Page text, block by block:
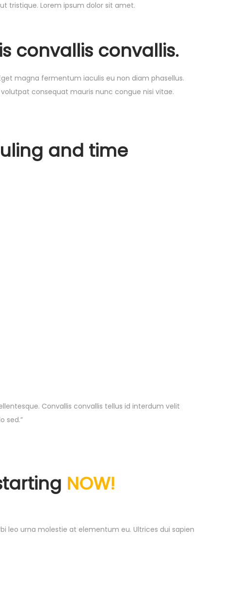
tristique. Lorem ipsum dolor sit amet.
convallis convallis.
magna fermentum iaculis eu non diam phasellus.
consequat mauris nunc congue nisi vitae.
and time
Convallis convallis tellus id interdum velit
sed.”
NOW!
leo urna molestie at elementum eu. Ultrices dui sapien